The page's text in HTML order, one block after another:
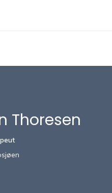
Thoresen